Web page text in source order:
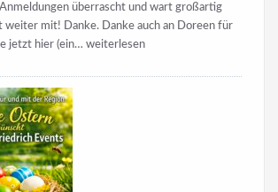
überrascht und wart großartig
weiter mit! Danke. Danke auch an Doreen für
jetzt hier (ein… Bilder
HKPL
weiterlesen